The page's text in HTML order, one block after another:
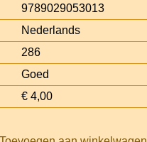
9789029053013
Nederlands
286
Goed
€ 4,00